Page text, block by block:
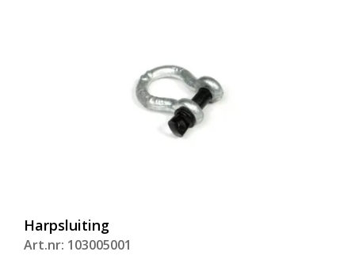
Harpsluiting
Art.nr: 103005001